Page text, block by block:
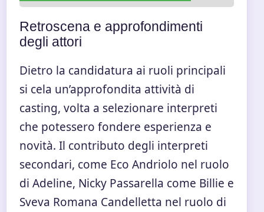
Retroscena e approfondimenti
degli attori
Dietro la candidatura ai ruoli principali
si cela un’approfondita attività di
casting, volta a selezionare interpreti
che potessero fondere esperienza e
novità. Il contributo degli interpreti
secondari, come Eco Andriolo nel ruolo
di Adeline, Nicky Passarella come Billie e
Sveva Romana Candelletta nel ruolo di